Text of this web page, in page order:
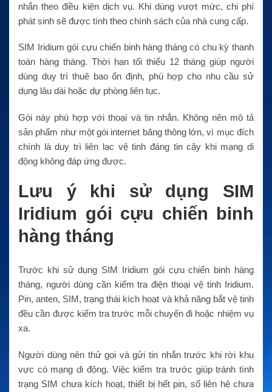
nhắn theo điều kiện dịch vụ. Khi dùng vượt mức, chi phí
phát sinh sẽ được tính theo chính sách của nhà cung cấp.
SIM Iridium gói cựu chiến binh hàng tháng có chu kỳ thanh
toán hàng tháng. Thời hạn tối thiểu 12 tháng giúp người
dùng duy trì thuê bao ổn định, phù hợp cho nhu cầu sử
dụng lâu dài hoặc dự phòng liên tục.
Gói này phù hợp với thoại và tin nhắn. Không nên mô tả
sản phẩm như một gói internet băng thông lớn, vì mục đích
chính là duy trì liên lạc vệ tinh đáng tin cậy khi mạng di
động không đáp ứng được.
Lưu ý khi sử dụng SIM
Iridium gói cựu chiến binh
hàng tháng
Trước khi sử dụng SIM Iridium gói cựu chiến binh hàng
tháng, người dùng cần kiểm tra điện thoại vệ tinh Iridium.
Pin, anten, SIM, trạng thái kích hoạt và khả năng bắt vệ tinh
đều cần được kiểm tra trước mỗi chuyến đi hoặc nhiệm vụ
xa.
Người dùng nên thử gọi và gửi tin nhắn trước khi rời khu
vực có mạng di động. Việc kiểm tra trước giúp tránh tình
trạng SIM chưa kích hoạt, thiết bị hết pin, số liên hệ chưa